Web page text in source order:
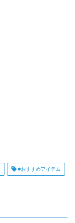
#おすすめアイテム